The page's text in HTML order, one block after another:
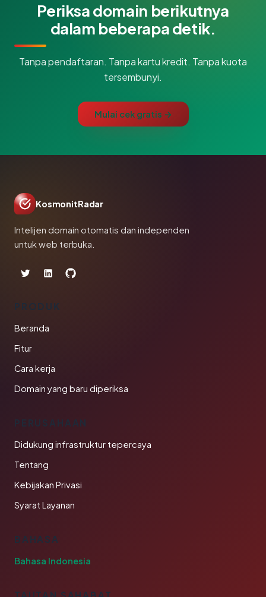
Periksa domain berikutnya
dalam beberapa detik.
Tanpa pendaftaran. Tanpa kartu kredit. Tanpa kuota
tersembunyi.
Mulai cek gratis →
KosmonitRadar
Intelijen domain otomatis dan independen
untuk web terbuka.
PRODUK
Beranda
Fitur
Cara kerja
Domain yang baru diperiksa
PERUSAHAAN
Didukung infrastruktur tepercaya
Tentang
Kebijakan Privasi
Syarat Layanan
BAHASA
Bahasa Indonesia